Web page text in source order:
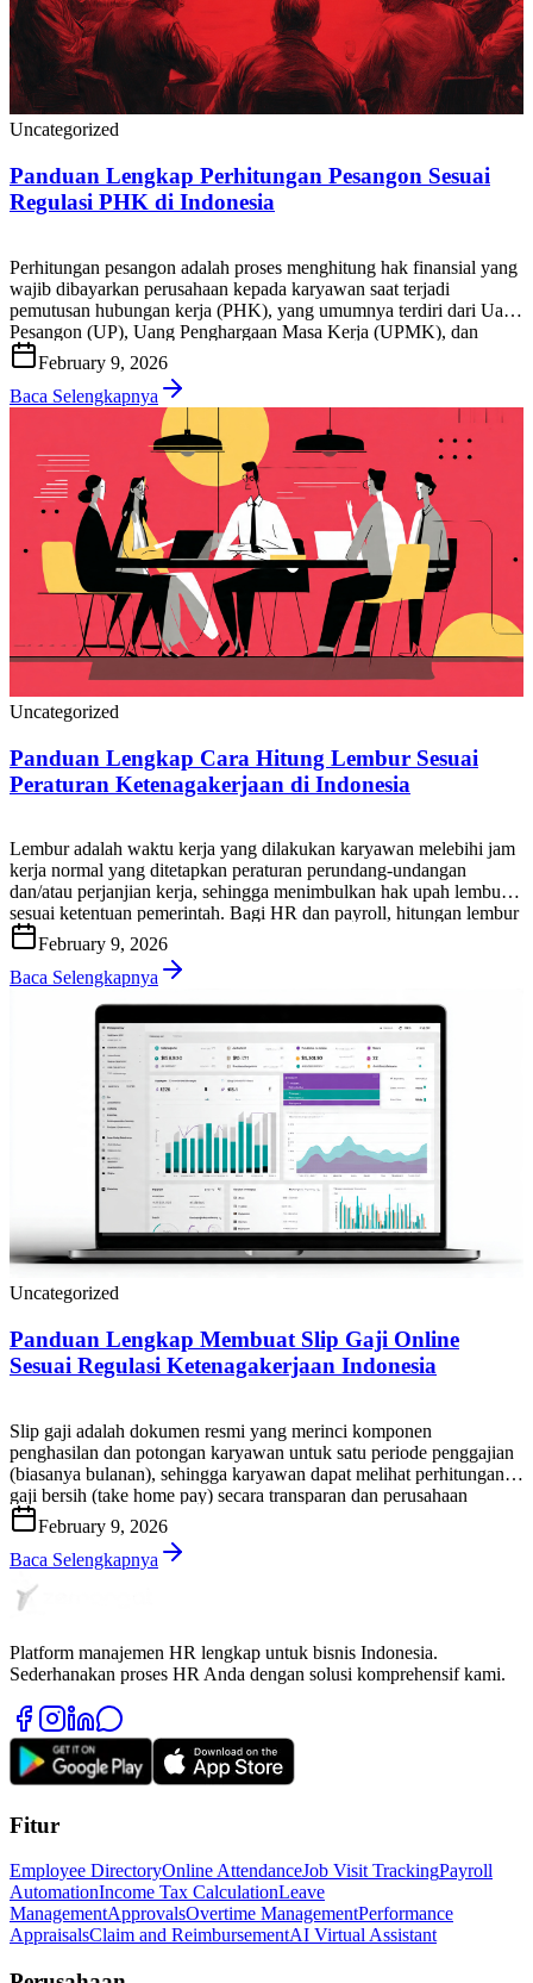
Uncategorized
Panduan Lengkap Perhitungan Pesangon Sesuai
Regulasi PHK di Indonesia
Perhitungan pesangon adalah proses menghitung hak finansial yang
wajib dibayarkan perusahaan kepada karyawan saat terjadi
pemutusan hubungan kerja (PHK), yang umumnya terdiri dari Uang
Pesangon (UP), Uang Penghargaan Masa Kerja (UPMK), dan
Uang Penggantian Hak (UPH), sesuai ketentuan peraturan
ketenagakerjaan yang berlaku di Indonesia. Bagi HR, tim payroll,
pemilik bisnis, maupun karyawan, akurasi hitung pesangon […]
February 9, 2026
Baca Selengkapnya
Uncategorized
Panduan Lengkap Cara Hitung Lembur Sesuai
Peraturan Ketenagakerjaan di Indonesia
Lembur adalah waktu kerja yang dilakukan karyawan melebihi jam
kerja normal yang ditetapkan peraturan perundang-undangan
dan/atau perjanjian kerja, sehingga menimbulkan hak upah lembur
sesuai ketentuan pemerintah. Bagi HR dan payroll, hitungan lembur
yang tepat penting untuk menjaga kepatuhan, mencegah sengketa,
dan memastikan biaya tenaga kerja terkendali. Di artikel ini, Anda
akan mendapatkan panduan praktis cara […]
February 9, 2026
Baca Selengkapnya
Uncategorized
Panduan Lengkap Membuat Slip Gaji Online
Sesuai Regulasi Ketenagakerjaan Indonesia
Slip gaji adalah dokumen resmi yang merinci komponen
penghasilan dan potongan karyawan untuk satu periode penggajian
(biasanya bulanan), sehingga karyawan dapat melihat perhitungan
gaji bersih (take home pay) secara transparan dan perusahaan
memiliki bukti administrasi yang rapi serta dapat diaudit. Di praktik
HR & payroll Indonesia, slip gaji bukan sekadar “lembar informasi
gaji”. Slip gaji […]
February 9, 2026
Baca Selengkapnya
Platform manajemen HR lengkap untuk bisnis Indonesia.
Sederhanakan proses HR Anda dengan solusi komprehensif kami.
Fitur
Employee DirectoryOnline AttendanceJob Visit TrackingPayroll
AutomationIncome Tax CalculationLeave
ManagementApprovalsOvertime ManagementPerformance
AppraisalsClaim and ReimbursementAI Virtual Assistant